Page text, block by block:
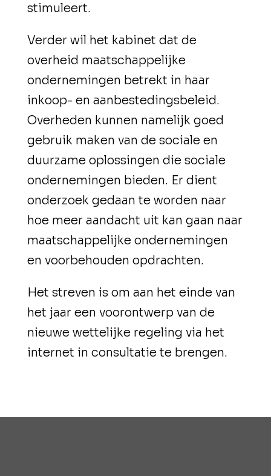
stimuleert.
Verder wil het kabinet dat de
overheid maatschappelijke
ondernemingen betrekt in haar
inkoop- en aanbestedingsbeleid.
Overheden kunnen namelijk goed
gebruik maken van de sociale en
duurzame oplossingen die sociale
ondernemingen bieden. Er dient
onderzoek gedaan te worden naar
hoe meer aandacht uit kan gaan naar
maatschappelijke ondernemingen
en voorbehouden opdrachten.
Het streven is om aan het einde van
het jaar een voorontwerp van de
nieuwe wettelijke regeling via het
internet in consultatie te brengen.